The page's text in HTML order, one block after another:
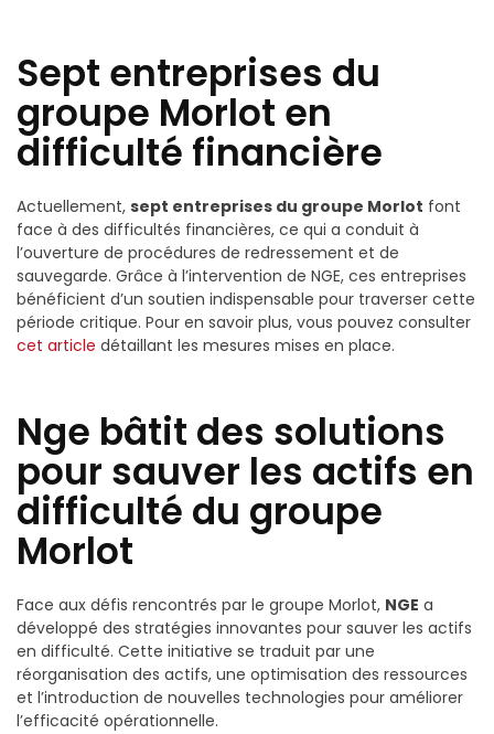
Sept entreprises du
groupe Morlot en
difficulté financière
Actuellement, sept entreprises du groupe Morlot font
face à des difficultés financières, ce qui a conduit à
l’ouverture de procédures de redressement et de
sauvegarde. Grâce à l’intervention de NGE, ces entreprises
bénéficient d’un soutien indispensable pour traverser cette
période critique. Pour en savoir plus, vous pouvez consulter
cet article détaillant les mesures mises en place.
Nge bâtit des solutions
pour sauver les actifs en
difficulté du groupe
Morlot
Face aux défis rencontrés par le groupe Morlot, NGE a
développé des stratégies innovantes pour sauver les actifs
en difficulté. Cette initiative se traduit par une
réorganisation des actifs, une optimisation des ressources
et l’introduction de nouvelles technologies pour améliorer
l’efficacité opérationnelle.